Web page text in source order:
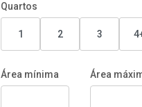
Quartos
1 2 3
Área mínima Área